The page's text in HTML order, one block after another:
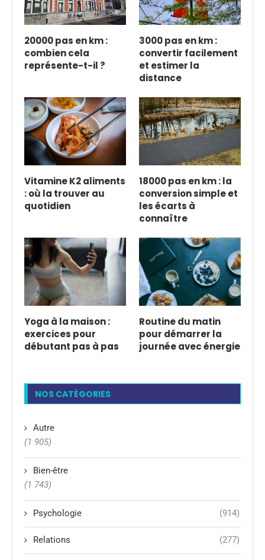
20000 pas en km :
combien cela
représente-t-il ?
3000 pas en km :
convertir facilement
et estimer la
distance
Vitamine K2 aliments
: où la trouver au
quotidien
18000 pas en km : la
conversion simple et
les écarts à
connaître
Yoga à la maison :
exercices pour
débutant pas à pas
Routine du matin
pour démarrer la
journée avec énergie
NOS CATÉGORIES
Autre
(1 905)
Bien-être
(1 743)
Psychologie (914)
Relations (277)